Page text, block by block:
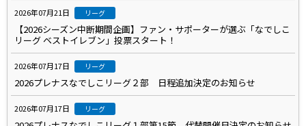
2026年07月21日 リーグ
【2026シーズン中断期間企画】ファン・サポーターが選ぶ「なでしこ
リーグ ベストイレブン」投票スタート！
2026年07月17日 リーグ
2026プレナスなでしこリーグ２部 日程追加決定のお知らせ
2026年07月17日 リーグ